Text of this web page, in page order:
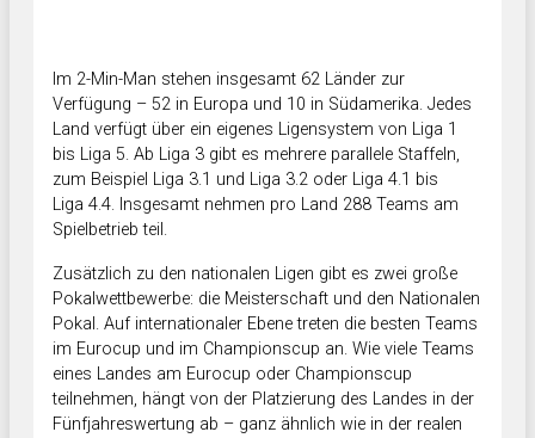
Im 2-Min-Man stehen insgesamt 62 Länder zur
Verfügung – 52 in Europa und 10 in Südamerika. Jedes
Land verfügt über ein eigenes Ligensystem von Liga 1
bis Liga 5. Ab Liga 3 gibt es mehrere parallele Staffeln,
zum Beispiel Liga 3.1 und Liga 3.2 oder Liga 4.1 bis
Liga 4.4. Insgesamt nehmen pro Land 288 Teams am
Spielbetrieb teil.
Zusätzlich zu den nationalen Ligen gibt es zwei große
Pokalwettbewerbe: die Meisterschaft und den Nationalen
Pokal. Auf internationaler Ebene treten die besten Teams
im Eurocup und im Championscup an. Wie viele Teams
eines Landes am Eurocup oder Championscup
teilnehmen, hängt von der Platzierung des Landes in der
Fünfjahreswertung ab – ganz ähnlich wie in der realen